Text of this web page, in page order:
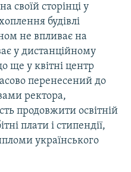
на своїй сторінці у
будівлі
не впливає на
у дистанційному
ще у квітні центр
перенесений до
ректора,
продовжити освітній
плати і стипендії,
українського